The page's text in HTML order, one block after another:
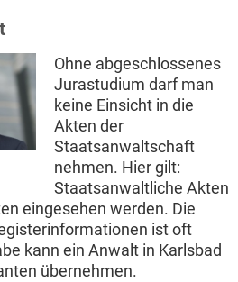
Ohne abgeschlossenes
Jurastudium darf man
keine Einsicht in die
Akten der
Staatsanwaltschaft
nehmen. Hier gilt:
Staatsanwaltliche Akten
eingesehen werden. Die
ist oft
kann ein Anwalt in Karlsbad
übernehmen.